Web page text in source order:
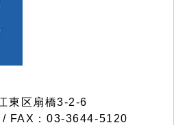
東区扇橋3-2-6
FAX：03-3644-5120